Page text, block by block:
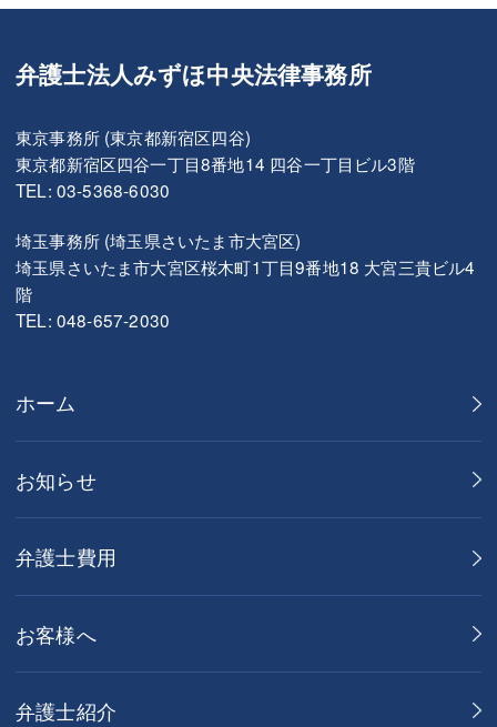
弁護士法人みずほ中央法律事務所
東京事務所 (東京都新宿区四谷)
東京都新宿区四谷一丁目8番地14 四谷一丁目ビル3階
TEL: 03-5368-6030
埼玉事務所 (埼玉県さいたま市大宮区)
埼玉県さいたま市大宮区桜木町1丁目9番地18 大宮三貴ビル4
階
TEL: 048-657-2030
ホーム
お知らせ
弁護士費用
お客様へ
弁護士紹介